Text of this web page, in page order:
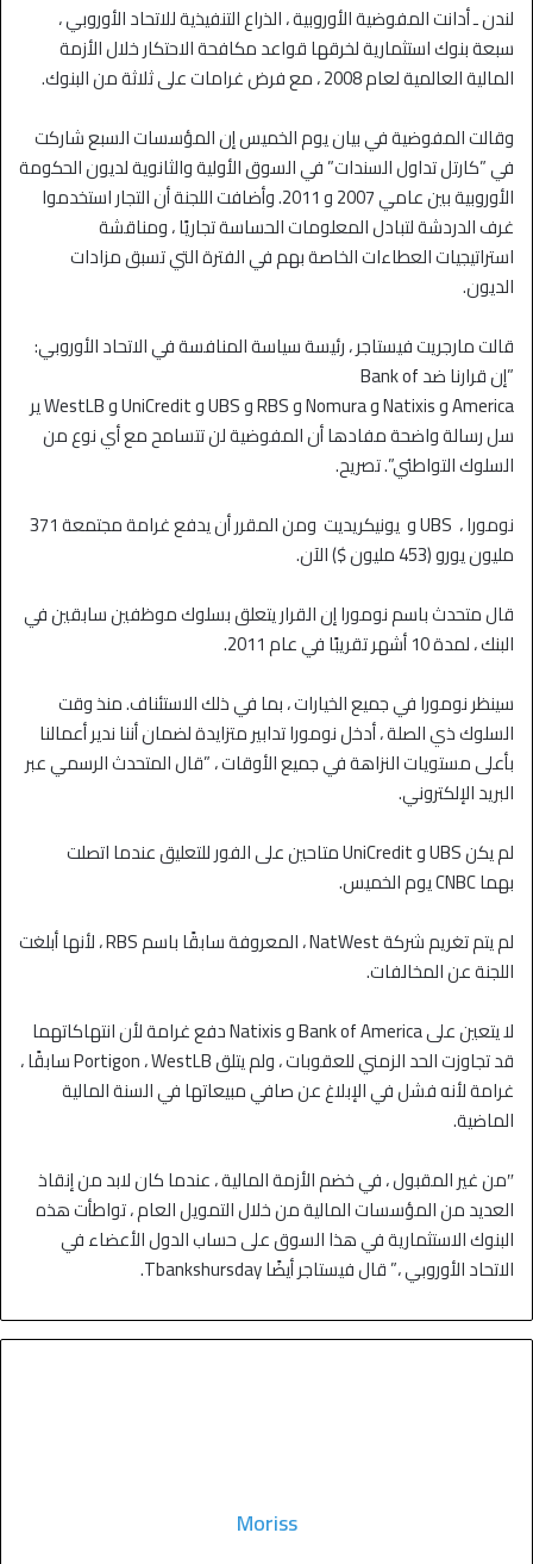
لندن ـ أدانت المفوضية الأوروبية ، الذراع التنفيذية للاتحاد الأوروبي ،
سبعة بنوك استثمارية لخرقها قواعد مكافحة الاحتكار خلال الأزمة
المالية العالمية لعام 2008 ، مع فرض غرامات على ثلاثة من البنوك.
وقالت المفوضية في بيان يوم الخميس إن المؤسسات السبع شاركت
في ”كارتل تداول السندات” في السوق الأولية والثانوية لديون الحكومة
الأوروبية بين عامي 2007 و 2011. وأضافت اللجنة أن التجار استخدموا
غرف الدردشة لتبادل المعلومات الحساسة تجاريًا ، ومناقشة
استراتيجيات العطاءات الخاصة بهم في الفترة التي تسبق مزادات
الديون.
قالت مارجريت فيستاجر ، رئيسة سياسة المنافسة في الاتحاد الأوروبي:
”إن قرارنا ضد Bank of
America و Natixis و Nomura و RBS و UBS و UniCredit و WestLB ير
سل رسالة واضحة مفادها أن المفوضية لن تتسامح مع أي نوع من
السلوك التواطئي”. تصريح.
نومورا ، UBS و يونيكريديت ومن المقرر أن يدفع غرامة مجتمعة 371
مليون يورو (453 مليون $) الآن.
قال متحدث باسم نومورا إن القرار يتعلق بسلوك موظفين سابقين في
البنك ، لمدة 10 أشهر تقريبًا في عام 2011.
سينظر نومورا في جميع الخيارات ، بما في ذلك الاستئناف. منذ وقت
السلوك ذي الصلة ، أدخل نومورا تدابير متزايدة لضمان أننا ندير أعمالنا
بأعلى مستويات النزاهة في جميع الأوقات ، ”قال المتحدث الرسمي عبر
البريد الإلكتروني.
لم يكن UBS و UniCredit متاحين على الفور للتعليق عندما اتصلت
بهما CNBC يوم الخميس.
لم يتم تغريم شركة NatWest ، المعروفة سابقًا باسم RBS ، لأنها أبلغت
اللجنة عن المخالفات.
لا يتعين على Bank of America و Natixis دفع غرامة لأن انتهاكاتهما
قد تجاوزت الحد الزمني للعقوبات ، ولم يتلق Portigon ، WestLB سابقًا ،
غرامة لأنه فشل في الإبلاغ عن صافي مبيعاتها في السنة المالية
الماضية.
″من غير المقبول ، في خضم الأزمة المالية ، عندما كان لابد من إنقاذ
العديد من المؤسسات المالية من خلال التمويل العام ، تواطأت هذه
البنوك الاستثمارية في هذا السوق على حساب الدول الأعضاء في
الاتحاد الأوروبي ،” قال فيستاجر أيضًا Tbankshursday.
Moriss